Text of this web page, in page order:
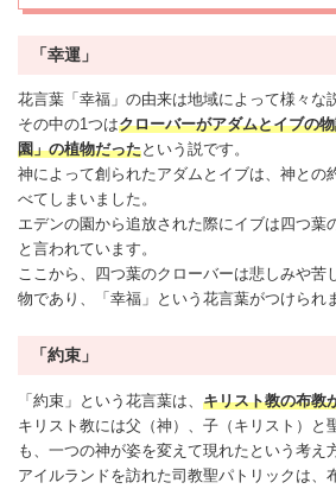
「幸運」
花言葉「幸福」の由来は地域によって様々な
その中の1つはクローバーがアダムとイブの
園」の植物だったという説です。
神によって創られたアダムとイブは、神との
べてしまいました。
エデンの園から追放された際にイブは四つ葉
と言われています。
ここから、四つ葉のクローバーは悲しみや苦
物であり、「幸福」という花言葉がつけられ
「約束」
「約束」という花言葉は、 キリスト教の布教
キリスト教には父（神）、子（キリスト）と
も、一つの神が姿を変えて現れたという考え
アイルランドを訪れた司教聖パトリックは、